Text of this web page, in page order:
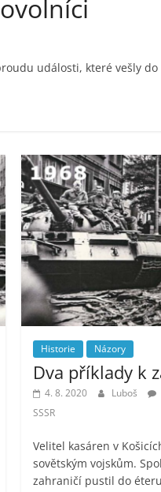
události, které vešly
Historie Názory
Dva příklady k
4. 8. 2020 Luboš
SSSR
Velitel kasáren v
sovětským vojskům.
zahraničí pustil do